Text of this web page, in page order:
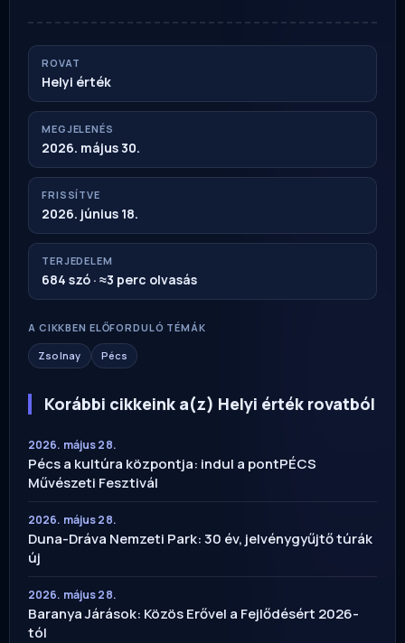
ROVAT
Helyi érték
MEGJELENÉS
2026. május 30.
FRISSÍTVE
2026. június 18.
TERJEDELEM
684 szó · ≈3 perc olvasás
A CIKKBEN ELŐFORDULÓ TÉMÁK
Zsolnay Pécs
Korábbi cikkeink a(z) Helyi érték rovatból
2026. május 28.
Pécs a kultúra központja: indul a pontPÉCS
Művészeti Fesztivál
2026. május 28.
Duna-Dráva Nemzeti Park: 30 év, jelvénygyűjtő túrák
új
2026. május 28.
Baranya Járások: Közös Erővel a Fejlődésért 2026-
tól